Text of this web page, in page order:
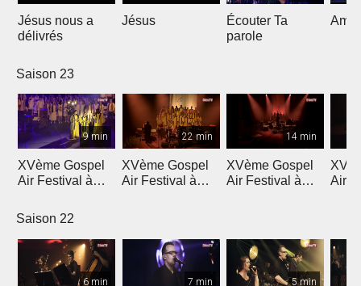
Jésus nous a
délivrés
Jésus
Écouter Ta
parole
Ami
Saison 23
9 min
XVème Gospel
Air Festival à
22 min
XVème Gospel
Air Festival à
14 min
XVème Gospel
Air Festival à
Air
Saison 22
6 min 7 min 5 min